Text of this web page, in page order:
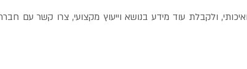
ואיכותי, ולקבלת עוד מידע בנושא וייעוץ מקצועי, צרו קשר עם